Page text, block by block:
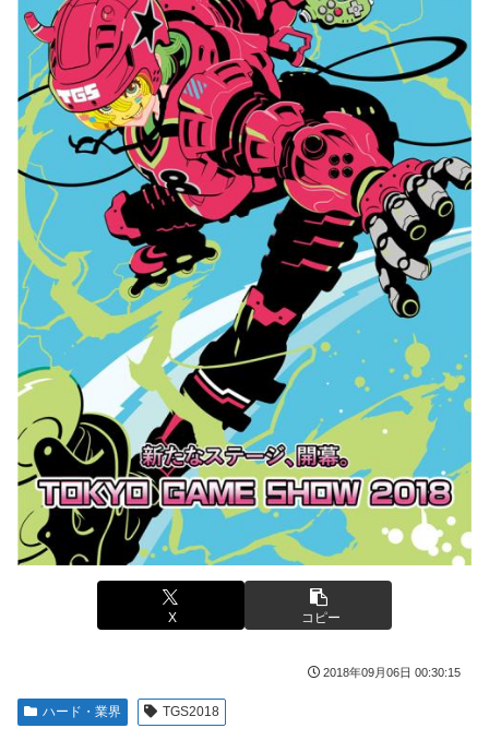
韓国人「英メディアや海外各社も一斉に韓国サッカー協会を
巡る過去の不祥事を報道！」→「国際的な信用失墜の危
機‥」
【画像】廃墟化したレンタルビデオ屋、そのまま時が止まっ
てしまっていると話題にｗｗｗｗ
【悲報】女性配信者「アスペの検査してみた…みんなこれわ
かるの？」
【画像】ハンターハンターさん、ガチで最強の新能力を登場
させてしまうｗｗｗｗｗｗｗ
【画像】週刊少年マガジン、限界突破
「テイルズオブシンフォニア リマスター」発売日が2/16に
決定！最新の「発売日告知トレーラー」も公開！
やる夫のダンジョン運営記189-雑談所ネタ 第123話「なぜな
にキャス狐さん・世界改変」
実際『ゼルダ 時オカ』→『風タク』の時の空気感を知りた
い
【悲報】女さん、歩行者を轢いた挙句、道路に倒れてどえら
いことになってしまうw w w w w w w
海外「日本人はなんて気高いんだ！」 英高級紙も驚愕した
極限の中の日本人の姿に世界が衝撃
【画像】このLINEでなんで女が怒ってるのか分かんない奴
はモテない奴確定らしい←お前らは勿論わかるよ
海外「日本なんて行くんじゃなかった…」 日本を知ってし
まったディズニー信者、帰国後『本家』に失望する事態に
かるの？」
【画像】20年前のAV、キチガイすぎるwwwwww
【画像】女さん、ミニ過ぎる浴衣を着た写真を投稿して叩か
れるｗｗｗｗ
【朗報】菅直人元総理、再評価されるｗｗｗｗｗｗｗｗｗｗ
ｗｗｗｗｗｗｗｗ
【画像】このLINEでなんで女が怒ってるのか分かんない奴
はモテない奴確定らしい←お前らは勿論わかるよ
な？？？？？？？
海外「日本は戦勝国なんだよ」 戦後の日本人の特別な生き
様に各国から称賛の声
【悲報画像】イキリたい年頃の中学生さん、和彫を入れて人
生終了へ←これw w w w w w
実際『ゼルダ 時オカ』→『風タク』の時の空気感を知りた
い
【画像】サンモニの女子アナさん、日曜の朝から素材を提供
してしまう
【画像】スト6に彗星の如く現れたフィリピン人キャラが可
愛すぎると話題に！
【悲報】『メイドインアビス』主題歌にVTuber起用→また
芸能人 「車の任意保険は強制にしろ、保険にも入れないヤ
X コピー
2018年09月06日 00:30:15
ハード・業界 TGS2018